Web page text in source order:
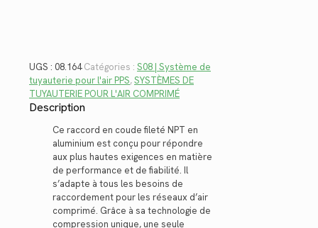
UGS : 08.164 Catégories : S08 | Système de
tuyauterie pour l'air PPS,SYSTÈMES DE
TUYAUTERIE POUR L'AIR COMPRIMÉ
Description
Ce raccord en coude fileté NPT en
aluminium est conçu pour répondre
aux plus hautes exigences en matière
de performance et de fiabilité. Il
s’adapte à tous les besoins de
raccordement pour les réseaux d’air
comprimé. Grâce à sa technologie de
compression unique, une seule